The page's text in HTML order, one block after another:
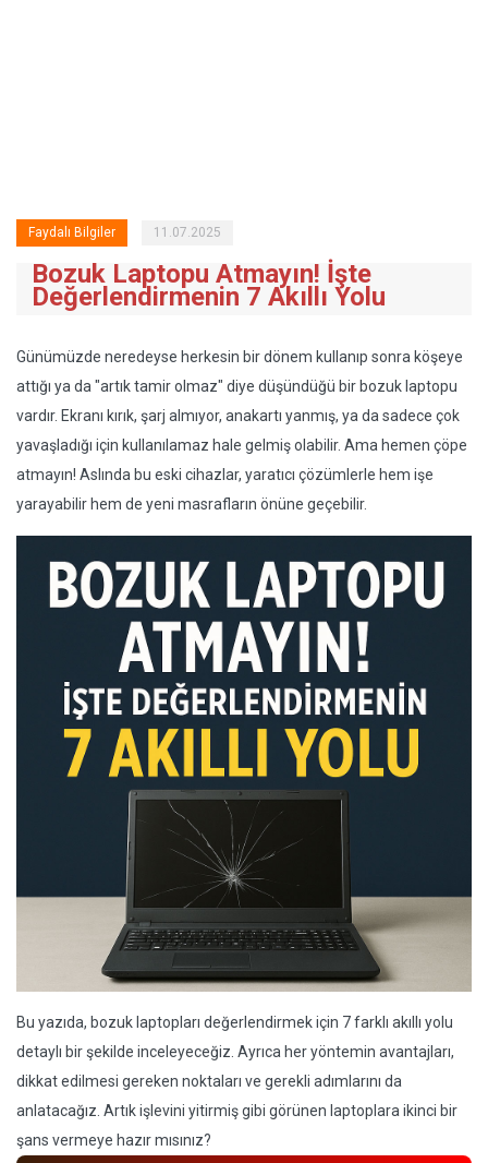
Faydalı Bilgiler 11.07.2025
Bozuk Laptopu Atmayın! İşte
Değerlendirmenin 7 Akıllı Yolu
Günümüzde neredeyse herkesin bir dönem kullanıp sonra köşeye
attığı ya da "artık tamir olmaz" diye düşündüğü bir bozuk laptopu
vardır. Ekranı kırık, şarj almıyor, anakartı yanmış, ya da sadece çok
yavaşladığı için kullanılamaz hale gelmiş olabilir. Ama hemen çöpe
atmayın! Aslında bu eski cihazlar, yaratıcı çözümlerle hem işe
yarayabilir hem de yeni masrafların önüne geçebilir.
Bu yazıda, bozuk laptopları değerlendirmek için 7 farklı akıllı yolu
detaylı bir şekilde inceleyeceğiz. Ayrıca her yöntemin avantajları,
dikkat edilmesi gereken noktaları ve gerekli adımlarını da
anlatacağız. Artık işlevini yitirmiş gibi görünen laptoplara ikinci bir
şans vermeye hazır mısınız?